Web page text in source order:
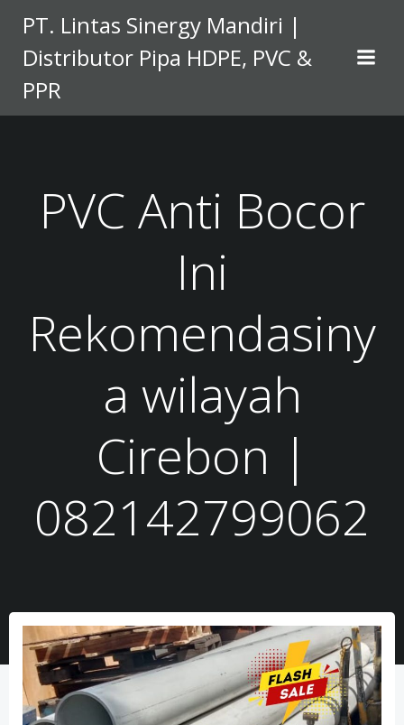
to
content
PT. Lintas Sinergy Mandiri |
Distributor Pipa HDPE, PVC &
PPR
PVC Anti Bocor
Ini
Rekomendasiny
a wilayah
Cirebon |
082142799062